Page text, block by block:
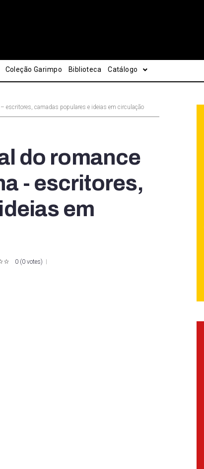
Coleção Garimpo Biblioteca Catálogo
escritores, camadas populares e ideias em circulação
do romance
- escritores,
em
0 (0 votes)